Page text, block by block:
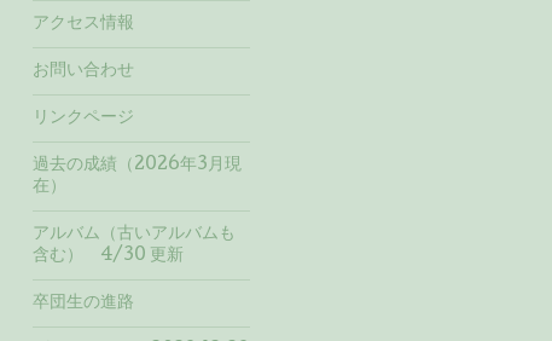
アクセス情報
お問い合わせ
リンクページ
過去の成績（2026年3月現
在）
アルバム（古いアルバムも
含む） 4/30 更新
卒団生の進路